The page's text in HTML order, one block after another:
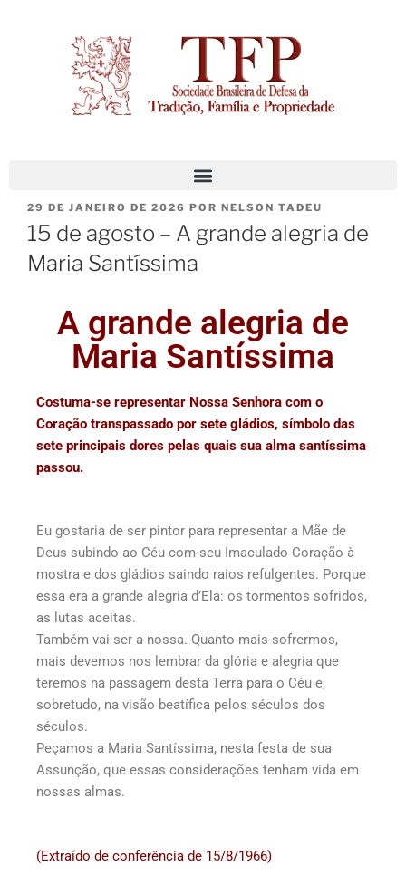
29 DE JANEIRO DE 2026 POR NELSON TADEU
15 de agosto – A grande alegria de
Maria Santíssima
A grande alegria de
Maria Santíssima
Costuma-se representar Nossa Senhora com o
Coração transpassado por sete gládios, símbolo das
sete principais dores pelas quais sua alma santíssima
passou.
Eu gostaria de ser pintor para representar a Mãe de
Deus subindo ao Céu com seu Imaculado Coração à
mostra e dos gládios saindo raios refulgentes. Porque
essa era a grande alegria d’Ela: os tormentos sofridos,
as lutas aceitas.
Também vai ser a nossa. Quanto mais sofrermos,
mais devemos nos lembrar da glória e alegria que
teremos na passagem desta Terra para o Céu e,
sobretudo, na visão beatífica pelos séculos dos
séculos.
Peçamos a Maria Santíssima, nesta festa de sua
Assunção, que essas considerações tenham vida em
nossas almas.
(Extraído de conferência de 15/8/1966)